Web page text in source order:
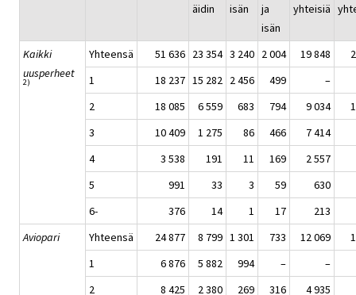
äidin
isän
ja
isän
yhteisiä
Kaikki
uusperheet
2)
Yhteensä 51 636 23 354 3 240 2 004 19 848
1
18 237 15 282 2 456 499
–
2
18 085 6 559 683 794 9 034
3
10 409 1 275 86 466
7 414
4
3 538 191 11 169
2 557
5
991 33 3 59
630
6-
376 14 1 17
213
Aviopari
Yhteensä 24 877 8 799 1 301 733 12 069
1
6 876 5 882 994 –
–
2
8 425 2 380 269 316
4 935